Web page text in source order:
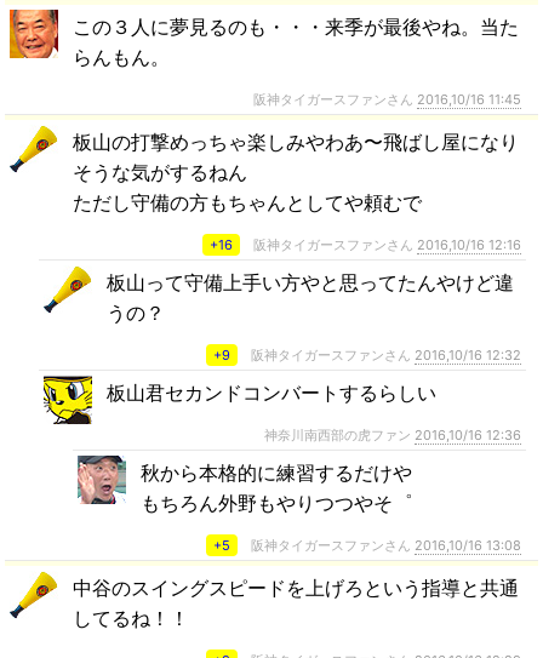
この３人に夢見るのも・・・来季が最後やね。当た
らんもん。
阪神タイガースファンさん 2016,10/16 11:45
板山の打撃めっちゃ楽しみやわあ〜飛ばし屋になり
そうな気がするねん
ただし守備の方もちゃんとしてや頼むで
+16 阪神タイガースファンさん 2016,10/16 12:16
板山って守備上手い方やと思ってたんやけど違
うの？
+9 阪神タイガースファンさん 2016,10/16 12:32
板山君セカンドコンバートするらしい
神奈川南西部の虎ファン 2016,10/16 12:36
秋から本格的に練習するだけや
もちろん外野もやりつつやそ゜
+5 阪神タイガースファンさん 2016,10/16 13:08
中谷のスイングスピードを上げろという指導と共通
してるね！！